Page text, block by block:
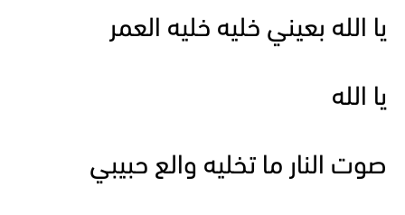
يا الله بعيني خليه خليه العمر
يا الله
صوت النار ما تخليه والع حبيبي